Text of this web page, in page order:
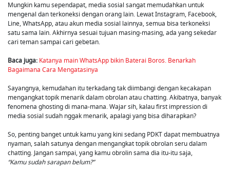
Mungkin kamu sependapat, media sosial sangat memudahkan untuk
mengenal dan terkoneksi dengan orang lain. Lewat Instagram, Facebook,
Line, WhatsApp, atau akun media sosial lainnya, semua bisa terkoneksi
satu sama lain. Akhirnya sesuai tujuan masing-masing, ada yang sekedar
cari teman sampai cari gebetan.
Baca juga: Katanya main WhatsApp bikin Baterai Boros. Benarkah
Bagaimana Cara Mengatasinya
Sayangnya, kemudahan itu terkadang tak diimbangi dengan kecakapan
mengangkat topik menarik dalam obrolan atau chatting. Akibatnya, banyak
fenomena ghosting di mana-mana. Wajar sih, kalau first impression di
media sosial sudah nggak menarik, apalagi yang bisa diharapkan?
So, penting banget untuk kamu yang kini sedang PDKT dapat membuatnya
nyaman, salah satunya dengan mengangkat topik obrolan seru dalam
chatting. Jangan sampai, yang kamu obrolin sama dia itu-itu saja,
“Kamu sudah sarapan belum?”